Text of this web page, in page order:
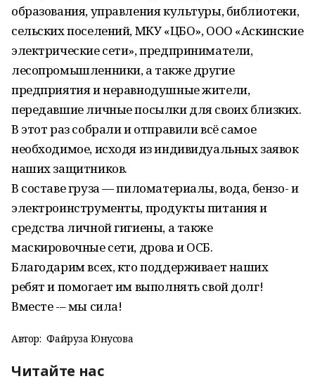
образования, управления культуры, библиотеки,
сельских поселений, МКУ «ЦБО», ООО «Аскинские
электрические сети», предприниматели,
лесопромышленники, а также другие
предприятия и неравнодушные жители,
передавшие личные посылки для своих близких.
В этот раз собрали и отправили всё самое
необходимое, исходя из индивидуальных заявок
наших защитников.
В составе груза — пиломатериалы, вода, бензо- и
электроинструменты, продукты питания и
средства личной гигиены, а также
маскировочные сети, дрова и ОСБ.
Благодарим всех, кто поддерживает наших
ребят и помогает им выполнять свой долг!
Вместе -– мы сила!
Автор: Файруза Юнусова
Читайте нас